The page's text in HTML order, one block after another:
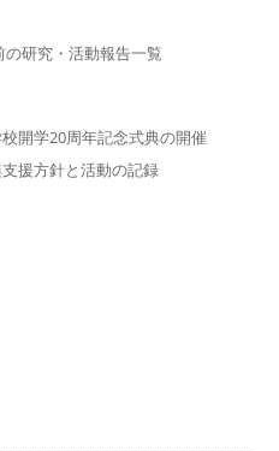
研究・活動報告一覧
開学20周年記念式典の開催
援方針と活動の記録